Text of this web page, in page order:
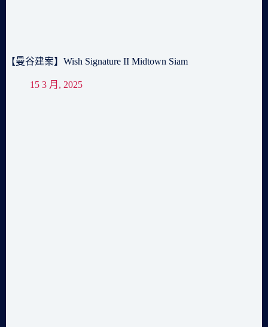
【曼谷建案】Wish Signature II Midtown Siam
15 3 月, 2025